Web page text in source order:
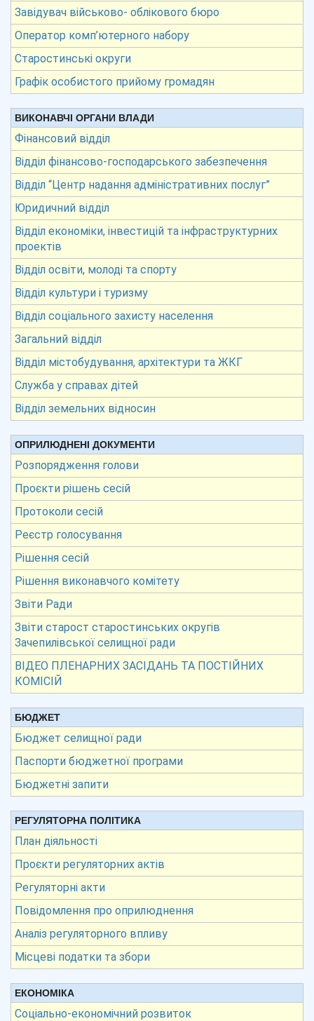
Завідувач військово- облікового бюро
Оператор комп’ютерного набору
Старостинські округи
Графік особистого прийому громадян
ВИКОНАВЧІ ОРГАНИ ВЛАДИ
Фінансовий відділ
Відділ фінансово-господарського забезпечення
Відділ “Центр надання адміністративних послуг”
Юридичний відділ
Відділ економіки, інвестицій та інфраструктурних
проектів
Відділ освіти, молоді та спорту
Відділ культури і туризму
Відділ соціального захисту населення
Загальний відділ
Відділ містобудування, архітектури та ЖКГ
Служба у справах дітей
Відділ земельних відносин
ОПРИЛЮДНЕНІ ДОКУМЕНТИ
Розпорядження голови
Проєкти рішень сесій
Протоколи сесій
Реєстр голосування
Рішення сесій
Рішення виконавчого комітету
Звіти Ради
Звіти старост старостинських округів
Зачепилівської селищної ради
ВІДЕО ПЛЕНАРНИХ ЗАСІДАНЬ ТА ПОСТІЙНИХ
КОМІСІЙ
БЮДЖЕТ
Бюджет селищної ради
Паспорти бюджетної програми
Бюджетні запити
РЕГУЛЯТОРНА ПОЛІТИКА
План діяльності
Проєкти регуляторних актів
Регуляторні акти
Повідомлення про оприлюднення
Аналіз регуляторного впливу
Місцеві податки та збори
ЕКОНОМІКА
Соціально-економічний розвиток